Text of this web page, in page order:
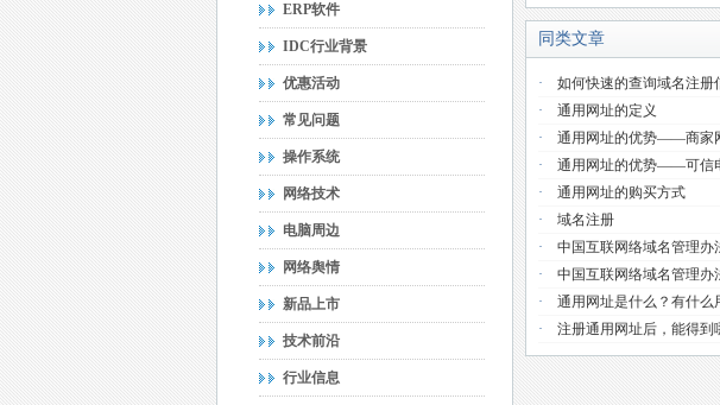
ERP软件
IDC行业背景
优惠活动
常见问题
操作系统
网络技术
电脑周边
网络舆情
新品上市
技术前沿
行业信息
同类文章
· 如何快速的查询域名注册
· 通用网址的定义
· 通用网址的优势——商家
· 通用网址的优势——可信
· 通用网址的购买方式
· 域名注册
· 中国互联网络域名管理办
· 中国互联网络域名管理办
· 通用网址是什么？有什么
· 注册通用网址后，能得到